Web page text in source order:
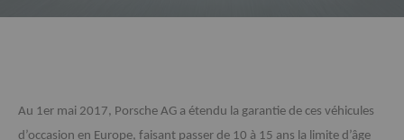
Au 1er mai 2017, Porsche AG a étendu la garantie de ces véhicules
d’occasion en Europe, faisant passer de 10 à 15 ans la limite d’âge